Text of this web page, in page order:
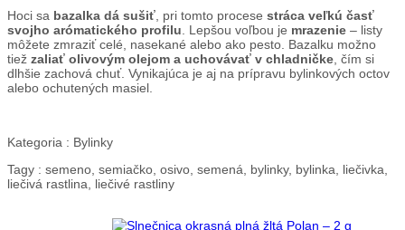
Hoci sa bazalka dá sušiť , pri tomto procese stráca veľkú časť
svojho arómatického profilu . Lepšou voľbou je mrazenie – listy
môžete zmraziť celé, nasekané alebo ako pesto. Bazalku možno
tiež zaliať olivovým olejom a uchovávať v chladničke , čím si
dlhšie zachová chuť. Vynikajúca je aj na prípravu bylinkových octov
alebo ochutených masiel.
Kategoria : Bylinky
Tagy : semeno, semiačko, osivo, semená, bylinky, bylinka, liečivka,
liečivá rastlina, liečivé rastliny